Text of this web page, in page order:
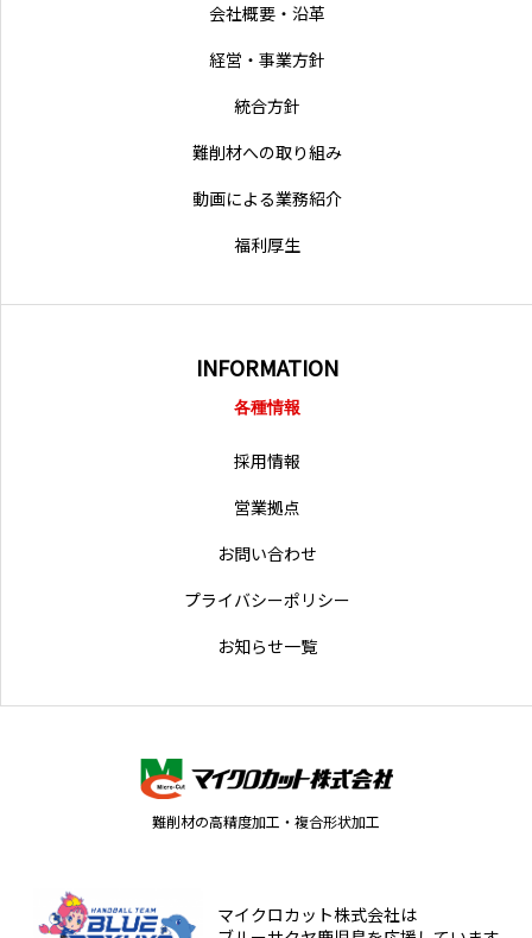
会社概要・沿革
経営・事業方針
統合方針
難削材への取り組み
動画による業務紹介
福利厚生
INFORMATION
各種情報
採用情報
営業拠点
お問い合わせ
プライバシーポリシー
お知らせ一覧
難削材の高精度加工・複合形状加工
マイクロカット株式会社は